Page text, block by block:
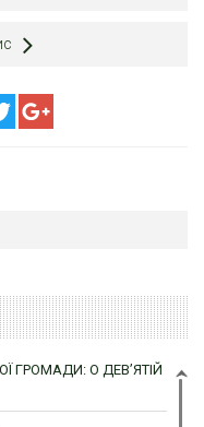
ГРОМАДИ: О ДЕВ’ЯТІЙ